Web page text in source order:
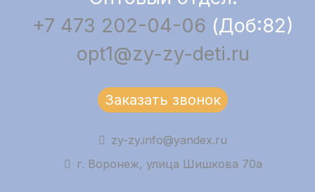
+7 473 202-04-06 (Доб:82)
opt1@zy-zy-deti.ru
Заказать звонок
zy-zy.info@yandex.ru
г. Воронеж, улица Шишкова 70а